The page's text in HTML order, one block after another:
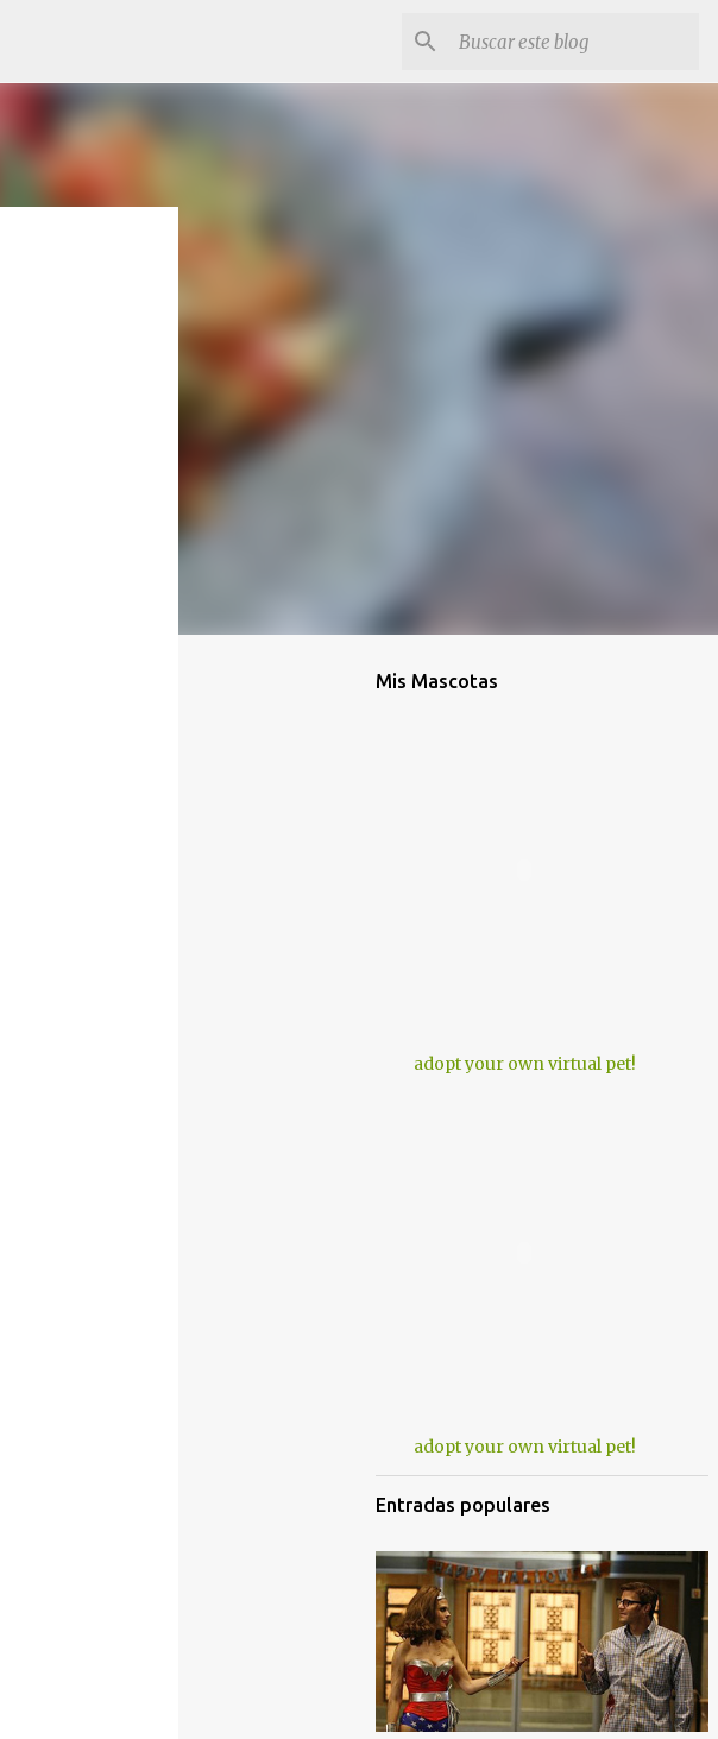
Mis Mascotas
adopt your own virtual pet!
adopt your own virtual pet!
Entradas populares